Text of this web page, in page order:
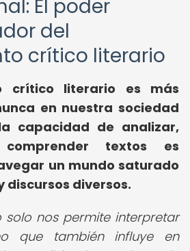
El poder
del
crítico literario
crítico literario es más
en nuestra sociedad
capacidad de analizar,
textos es
un mundo saturado
discursos diversos.
solo nos permite interpretar
que también influye en